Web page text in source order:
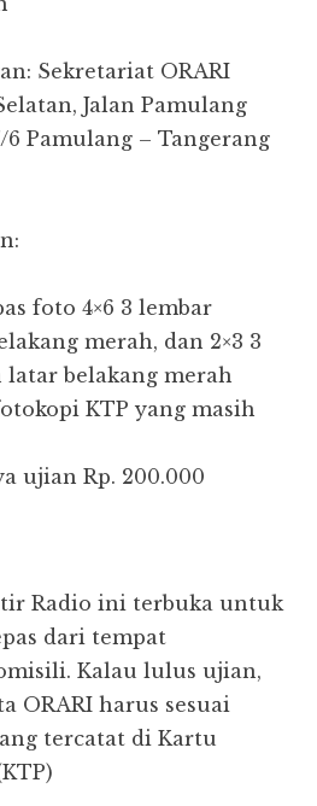
Sekretariat ORARI
Jalan Pamulang
6 Pamulang – Tangerang
foto 4×6 3 lembar
merah, dan 2×3 3
latar belakang merah
KTP yang masih
ujian Rp. 200.000
Radio ini terbuka untuk
dari tempat
Kalau lulus ujian,
ORARI harus sesuai
tercatat di Kartu